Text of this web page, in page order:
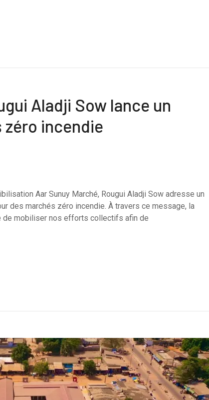
Aladji Sow lance un
zéro incendie
Aar Sunuy Marché, Rougui Aladji Sow adresse un
des marchés zéro incendie. À travers ce message, la
de mobiliser nos efforts collectifs afin de